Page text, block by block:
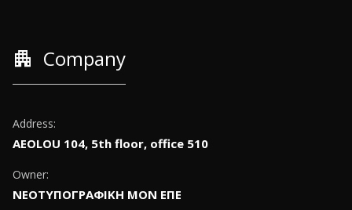
apartment Company
Address:
AEOLOU 104, 5th floor, office 510
Owner:
ΝΕΟΤΥΠΟΓΡΑΦΙΚΗ ΜΟΝ ΕΠΕ